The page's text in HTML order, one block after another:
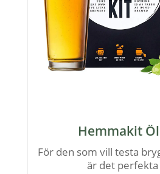
Hemmakit
För den som vill testa
är det